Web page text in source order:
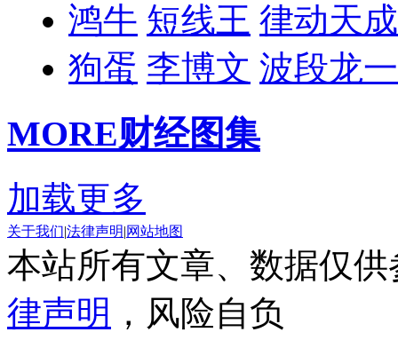
鸿牛 短线王 律动天成
狗蛋 李博文 波段龙一
MORE财经图集
加载更多
关于我们|法律声明|网站地图
本站所有文章、数据仅
律声明 ，风险自负